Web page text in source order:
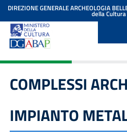
contenuto
DIREZIONE GENERALE ARCHEOLOGIA
della Cultura
COMPLESSI
IMPIANTO